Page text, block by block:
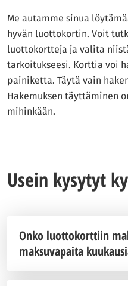
Me autamme sinua
hyvän luottokortin. Voit
luottokortteja ja valita
tarkoitukseesi. Korttia voi
painiketta. Täytä vain
Hakemuksen täyttäminen
mihinkään.
Usein kysytyt
Onko luottokorttiin
maksuvapaita